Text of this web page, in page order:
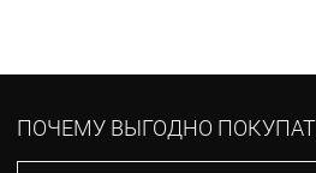
ПОЧЕМУ ВЫГОДНО